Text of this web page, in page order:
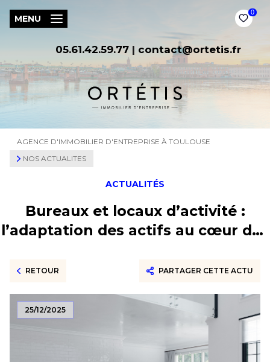
05.61.42.59.77 | contact@ortetis.fr
0
MENU
AGENCE D'IMMOBILIER D'ENTREPRISE À TOULOUSE
NOS ACTUALITES
ACTUALITÉS
Bureaux et locaux d’activité :
l’adaptation des actifs au cœur des
RETOUR PARTAGER CETTE ACTU
25/12/2025